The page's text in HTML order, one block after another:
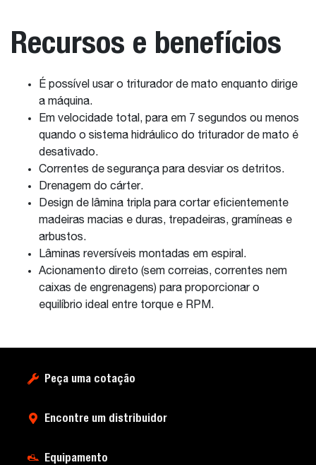
Recursos e benefícios
É possível usar o triturador de mato enquanto dirige
a máquina.
Em velocidade total, para em 7 segundos ou menos
quando o sistema hidráulico do triturador de mato é
desativado.
Correntes de segurança para desviar os detritos.
Drenagem do cárter.
Design de lâmina tripla para cortar eficientemente
madeiras macias e duras, trepadeiras, gramíneas e
arbustos.
Lâminas reversíveis montadas em espiral.
Acionamento direto (sem correias, correntes nem
caixas de engrenagens) para proporcionar o
equilíbrio ideal entre torque e RPM.
Peça uma cotação
Encontre um distribuidor
Equipamento